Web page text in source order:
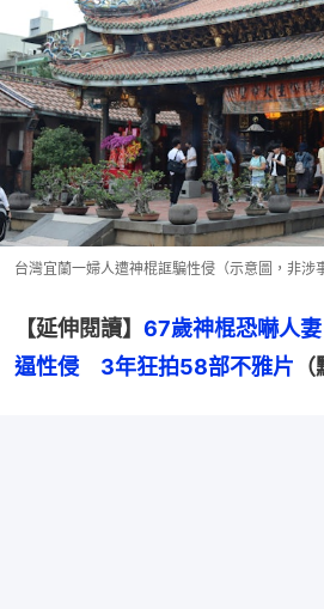
台灣宜蘭一婦人遭神棍誆騙性侵（示意圖，非涉
【延伸閱讀】 67歲神棍恐嚇人妻
逼性侵　3年狂拍58部不雅片